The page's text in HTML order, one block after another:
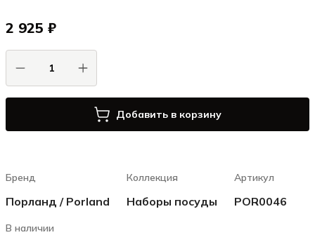
2 925 ₽
Добавить в корзину
Бренд
Порланд / Porland
Коллекция
Наборы посуды
Артикул
POR0046
В наличии